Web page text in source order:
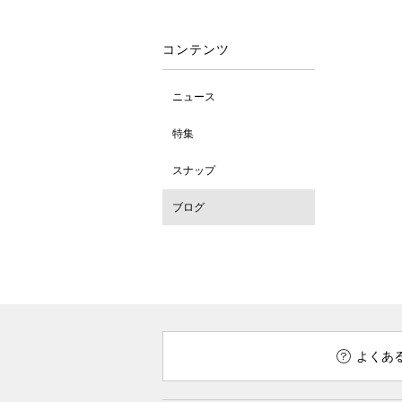
コンテンツ
ニュース
特集
スナップ
ブログ
よくあ